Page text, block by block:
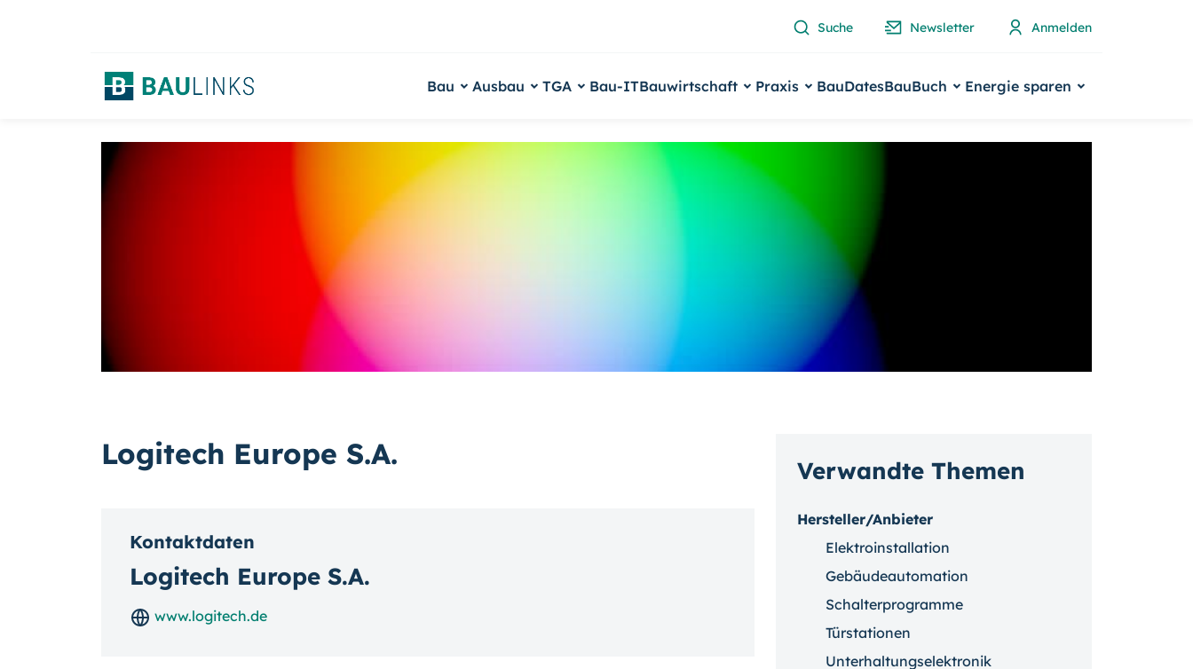
Suche Newsletter Anmelden
Bau Ausbau TGA Bau-ITBauwirtschaft Praxis BauDatesBauBuch Energie sparen
Logitech Europe S.A.
Kontaktdaten
Logitech Europe S.A.
www.logitech.de
Verwandte Themen
Hersteller/Anbieter
Elektroinstallation
Gebäudeautomation
Schalterprogramme
Türstationen
Unterhaltungselektronik